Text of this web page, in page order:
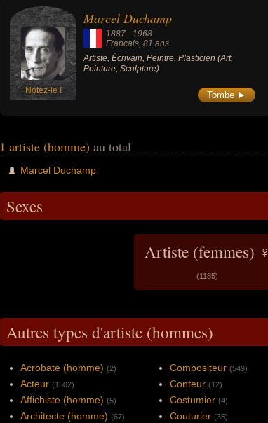
Notez-le !
Marcel Duchamp
1887 - 1968
Francais, 81 ans
Artiste, Écrivain, Peintre, Plasticien (Art,
Peinture, Sculpture).
Tombe ►
1 artiste (homme) au total
Marcel Duchamp
Sexes
Artiste (femmes) ♀
(1185)
Autres types d'artiste (hommes)
Acrobate (homme) (2)
Acteur (1502)
Affichiste (homme) (5)
Architecte (homme) (67)
Compositeur (549)
Conteur (12)
Costumier (4)
Couturier (35)